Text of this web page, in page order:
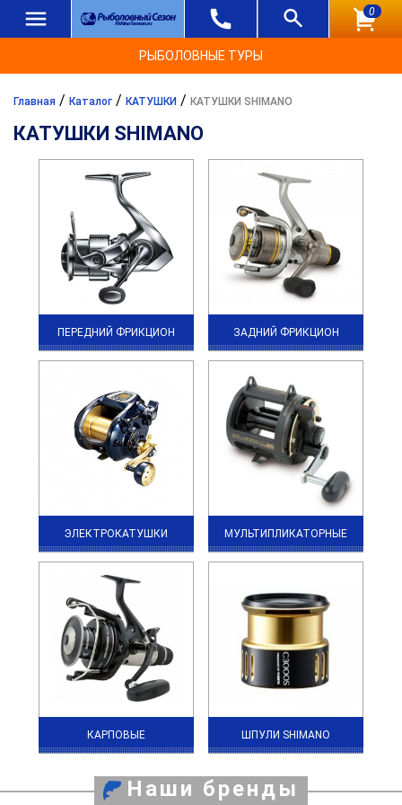
0
РЫБОЛОВНЫЕ ТУРЫ
Главная / Каталог / КАТУШКИ / КАТУШКИ SHIMANO
КАТУШКИ SHIMANO
ПЕРЕДНИЙ ФРИКЦИОН ЗАДНИЙ ФРИКЦИОН
ЭЛЕКТРОКАТУШКИ МУЛЬТИПЛИКАТОРНЫЕ
КАРПОВЫЕ ШПУЛИ SHIMANO
Наши бренды